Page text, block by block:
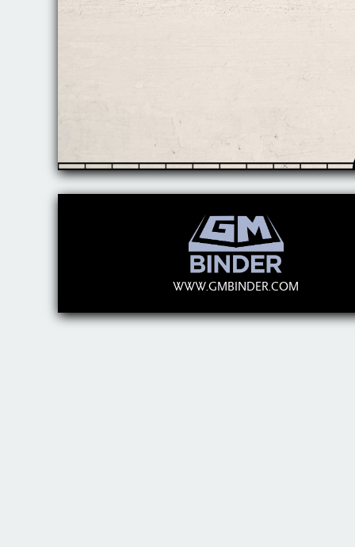
WWW.GMBINDER.COM